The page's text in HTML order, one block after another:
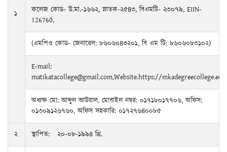
১
কলেজ কোড- উ.মা.-১৬৬২, স্নাতক-২৫৪৩, বিএমটি- ২৩০৭৯, EIIN-
126760,
(এমপিও কোড- জেনারেল: ৮৬০৬০৪৩২০১, বি এম টি: ৮৬০৬০৮৩১০২)
E-mail:
matikatacollege@gmail.com,Website.https://
অধ্যক্ষ মো: আব্দুল আউয়াল, মোবাইল নম্বর: ০১৭১৮০১৭৭০৬, অফিস:
০১৩০৯১২৬৭৬০, অফিস সহকারি: ০১৭২৭৬৪০০৮৫
২ স্থাপিত: ২০-০৮-১৯৯৪ খ্রি.